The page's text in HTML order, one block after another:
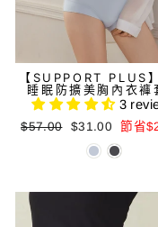
【SUPPORT PLUS
睡眠防擴美胸內衣褲
3
正
$57.00
減
$31.00 節省